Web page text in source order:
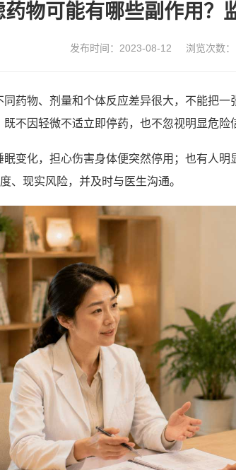
药物可能有哪些副作用？
发布时间：2023-08-12 浏览次数：
药物、剂量和个体反应差异很大，不能把一
不因轻微不适立即停药，也不忽视明显危险
变化，担心伤害身体便突然停用；也有人明
、现实风险，并及时与医生沟通。